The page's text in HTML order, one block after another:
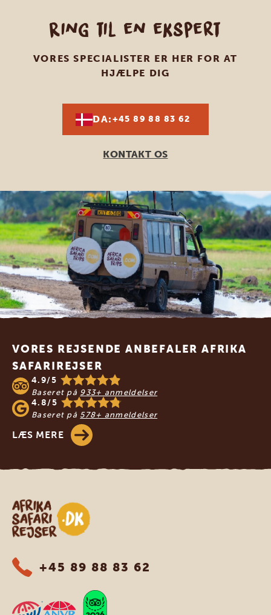
Ring til en ekspert
VORES SPECIALISTER ER HER FOR AT
HJÆLPE DIG
DA:+45 89 88 83 62
KONTAKT OS
VORES REJSENDE ANBEFALER AFRIKA
SAFARIREJSER
4.9/5
Baseret på 933+ anmeldelser
4.8/5
Baseret på 578+ anmeldelser
LÆS MERE
Safari-rejser i Afrika
+45 89 88 83 62